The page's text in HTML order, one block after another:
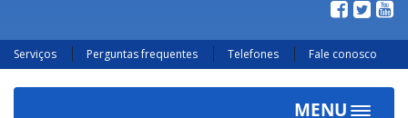
Serviços Perguntas frequentes Telefones Fale conosco
MENU
Toggle